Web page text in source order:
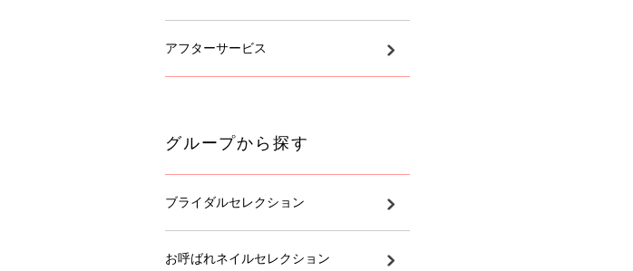
アフターサービス
グループから探す
ブライダルセレクション
お呼ばれネイルセレクション